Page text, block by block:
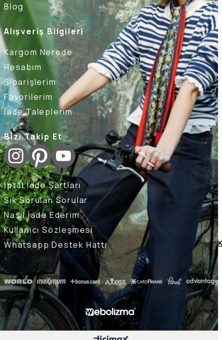
Blog
Alışveriş Bilgileri
Kargom Nerede
Hesabım
Siparişlerim
Favorilerim
İade Taleplerim
Bizi Takip Et
İptal İade Şartları
Sık Sorulan Sorular
Nasıl İade Ederim
Kullanıcı Sözleşmesi
Whatsapp Destek Hattı